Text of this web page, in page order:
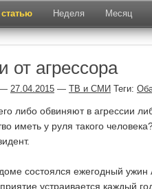
Неделя Месяц
от агрессора
27.04.2015 — ТВ и СМИ Теги:
либо обвиняют в агрессии
иметь у руля такого
состоялся ежегодный ужин
устраивается каждый